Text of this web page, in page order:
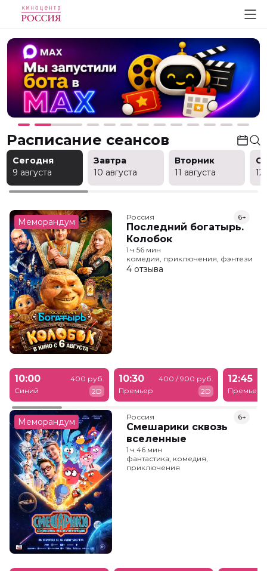
Расписание сеансов
Сегодня
9 августа
Завтра
10 августа
Вторник
11 августа
12
Меморандум Россия
Последний богатырь.
Колобок
6+
1 ч 56 мин
комедия, приключения, фэнтези
4 отзыва
10:00
Синий
400 руб.
2D
10:30
Премьер
400 / 900 руб.
2D
12:45
Премьер
Меморандум Россия
Смешарики сквозь
вселенные
6+
1 ч 46 мин
фантастика, комедия,
приключения